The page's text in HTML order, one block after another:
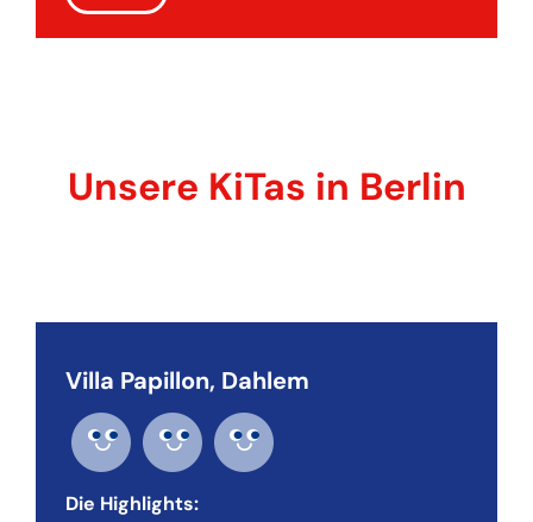
Unsere KiTas in Berlin
Villa Papillon, Dahlem
Die Highlights: